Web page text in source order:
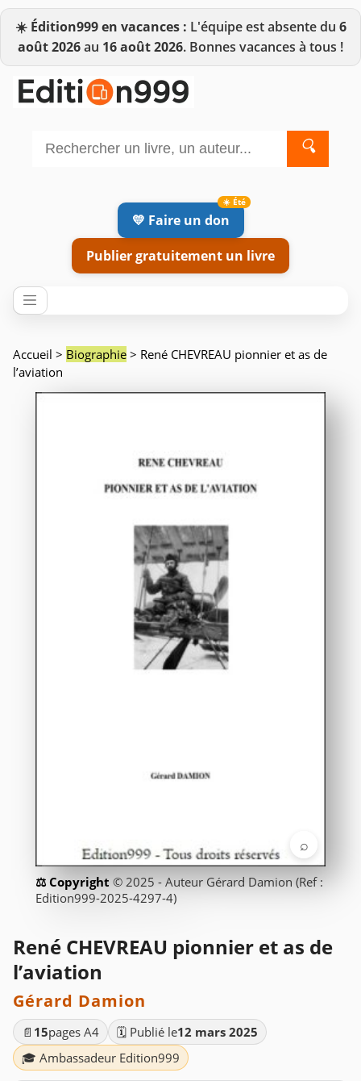
☀️ Édition999 en vacances : L'équipe est absente du 6
août 2026au 16 août 2026. Bonnes vacances à tous !
🔍
💛 Faire un don
Publier gratuitement un livre
Accueil > Biographie > René CHEVREAU pionnier et as de
l’aviation
⌕
© 2025 - Auteur Gérard Damion (Ref :
Edition999-2025-4297-4)
René CHEVREAU pionnier et as de
l’aviation
Gérard Damion
📄 15pages A4 🗓️ Publié le12 mars 2025
🎓 Ambassadeur Edition999